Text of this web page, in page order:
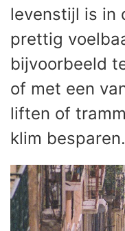
levenstijl is in
prettig
bijvoorbeeld
of met een
liften of
klim besparen.